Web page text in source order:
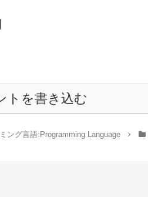
トを書き込む
ング言語:Programming Language